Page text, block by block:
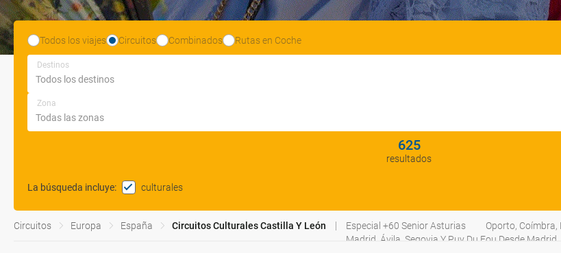
Todos los viajes Circuitos Combinados Rutas en Coche
Destinos
Zona
625
resultados
La búsqueda incluye: culturales
Circuitos Europa España Circuitos Culturales Castilla Y León Especial +60 Senior Asturias
Oporto, Coímbra,
Madrid, Ávila, Segovia Y Puy Du Fou Desde Madrid